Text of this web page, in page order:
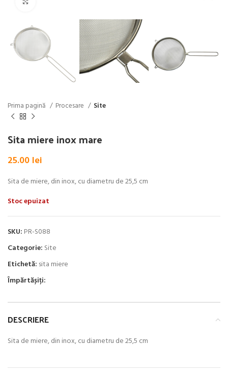
Prima pagină Procesare Site
Sita miere inox mare
25.00 lei
Sita de miere, din inox, cu diametru de 25,5 cm
Stoc epuizat
SKU: PR-S088
Categorie: Site
Etichetă: sita miere
Împărtășiți:
DESCRIERE
Sita de miere, din inox, cu diametru de 25,5 cm